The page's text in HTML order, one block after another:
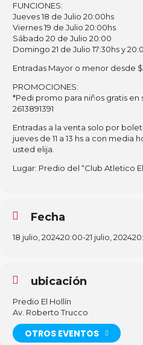
FUNCIONES:
Jueves 18 de Julio 20:00hs
Viernes 19 de Julio 20:00hs
Sábado 20 de Julio 20:00
Domingo 21 de Julio 17:30hs y
Entradas Mayor o menor desde
PROMOCIONES:
*Pedi promo para niños gratis
2613891391
Entradas a la venta solo por
jueves de 11 a 13 hs a con media
usted elija.
Lugar: Predio del “Club Atletico
Fecha
18 julio, 202420:00-21 julio, 2024
ubicación
Predio El Hollín
Av. Roberto Trucco
OTROS EVENTOS